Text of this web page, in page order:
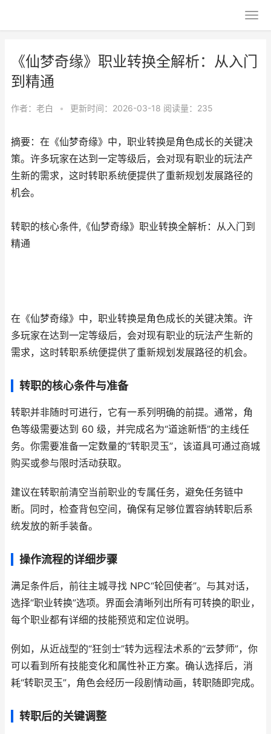
《仙梦奇缘》职业转换全解析：从入门
到精通
作者： 老白 • 更新时间：2026-03-18 阅读量：235
摘要：在《仙梦奇缘》中，职业转换是角色成长的关键决
策。许多玩家在达到一定等级后，会对现有职业的玩法产
生新的需求，这时转职系统便提供了重新规划发展路径的
机会。
转职的核心条件,《仙梦奇缘》职业转换全解析：从入门到
精通
在《仙梦奇缘》中，职业转换是角色成长的关键决策。许
多玩家在达到一定等级后，会对现有职业的玩法产生新的
需求，这时转职系统便提供了重新规划发展路径的机会。
转职的核心条件与准备
转职并非随时可进行，它有一系列明确的前提。通常，角
色等级需要达到 60 级，并完成名为“道途新悟”的主线任
务。你需要准备一定数量的“转职灵玉”，该道具可通过商城
购买或参与限时活动获取。
建议在转职前清空当前职业的专属任务，避免任务链中
断。同时，检查背包空间，确保有足够位置容纳转职后系
统发放的新手装备。
操作流程的详细步骤
满足条件后，前往主城寻找 NPC“轮回使者”。与其对话，
选择“职业转换”选项。界面会清晰列出所有可转换的职业，
每个职业都有详细的技能预览和定位说明。
例如，从近战型的“狂剑士”转为远程法术系的“云梦师”，你
可以看到所有技能变化和属性补正方案。确认选择后，消
耗“转职灵玉”，角色会经历一段剧情动画，转职随即完成。
转职后的关键调整